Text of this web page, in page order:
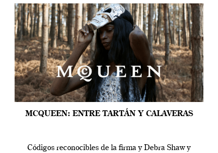
MCQUEEN: ENTRE TARTÁN Y CALAVERAS
Códigos reconocibles de la firma y Debra Shaw y